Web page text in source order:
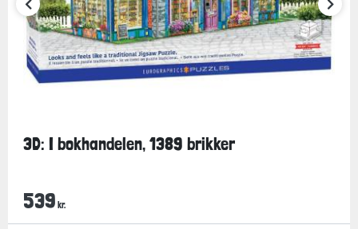
3D: I bokhandelen, 1389 brikker
539 kr.